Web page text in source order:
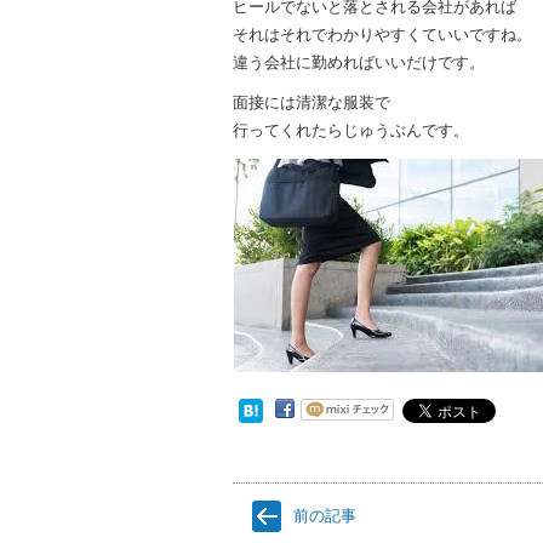
ヒールでないと落とされる会社があれば
それはそれでわかりやすくていいですね。
違う会社に勤めればいいだけです。
面接には清潔な服装で
行ってくれたらじゅうぶんです。
前の記事